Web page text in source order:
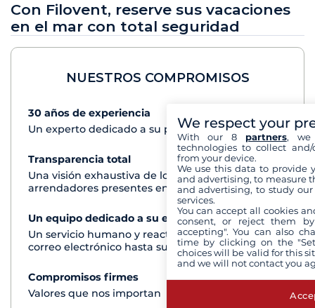
Con Filovent, reserve sus vacaciones
en el mar con total seguridad
NUESTROS COMPROMISOS
30 años de experiencia
Un experto dedicado a su proyecto de crucero
Transparencia total
Una visión exhaustiva de los barcos de todos los
arrendadores presentes en cada destino
Un equipo dedicado a su experiencia
Ver+
Un servicio humano y reactivo por teléfono o
correo electrónico hasta su regreso del crucero
Compromisos firmes
Ver+
Valores que nos importan
We respect your
With our 8 partners, we
technologies to collect
from your device.
We use this data to provide
and advertising, to measure
and advertising, to study
services.
You can accept all cookies
consent, or reject them
accepting". You can also
time by clicking on the
choices will be valid for this
and we will not contact you